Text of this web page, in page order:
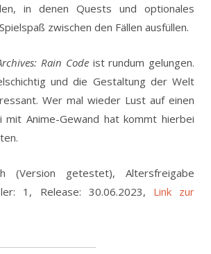
in denen Quests und optionales
zwischen den Fällen ausfüllen.
Rain Codeist rundum gelungen.
und die Gestaltung der Welt
Wer mal wieder Lust auf einen
mit Anime-Gewand hat kommt hierbei
(Version getestet), Altersfreigabe
1, Release: 30.06.2023, Link zur